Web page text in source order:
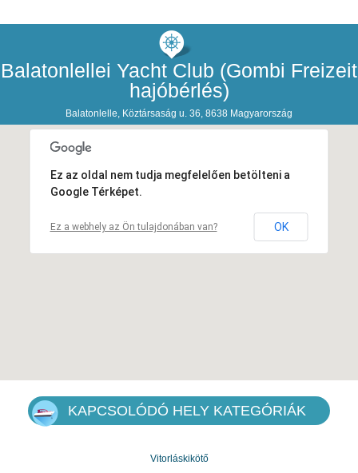
Balatonlellei Yacht Club (Gombi Freizeit
hajóbérlés)
Balatonlelle, Köztársaság u. 36, 8638 Magyarország
Ez az oldal nem tudja megfelelően betölteni a
Google Térképet.
Ez a webhely az Ön tulajdonában van? OK
KAPCSOLÓDÓ HELY KATEGÓRIÁK
Vitorláskikötő